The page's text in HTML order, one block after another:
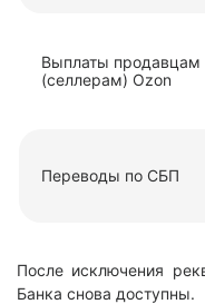
Выплаты продавцам
(селлерам) Ozon
Переводы по СБП
После исключения
Банка снова доступны.